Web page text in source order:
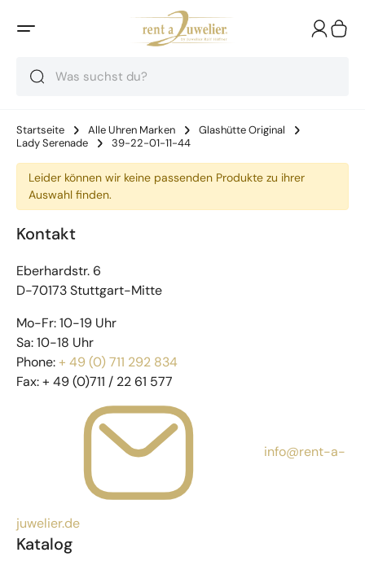
Suche
Suche
Startseite Alle Uhren Marken
Glashütte Original
Lady Serenade
39-22-01-11-44
Leider können wir keine passenden Produkte zu ihrer
Auswahl finden.
Kontakt
Eberhardstr. 6
D-70173 Stuttgart-Mitte
Mo-Fr: 10-19 Uhr
Sa: 10-18 Uhr
Phone:+ 49 (0) 711 292 834
Fax:+ 49 (0)711 / 22 61 577
info@rent-a-
juwelier.de
Katalog